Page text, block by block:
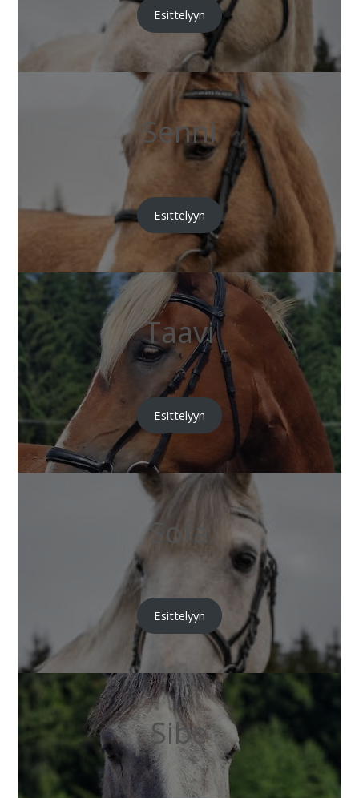
Esittelyyn
Senni
Esittelyyn
Taavi
Esittelyyn
Sofa
Esittelyyn
Sibe